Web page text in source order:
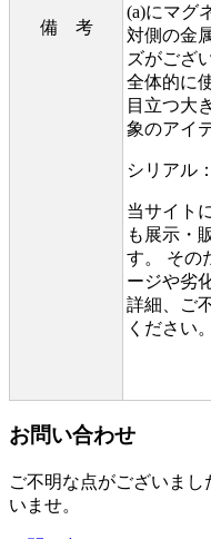
備 考
(a)にマグ
対側の金
ズがござ
全体的に
目立つ大
象のアイ
シリアル
当サイト
も展示・
す。 その
ージや劣
詳細、ご
ください。
お問い合わせ
ご不明な点がございま
いませ。